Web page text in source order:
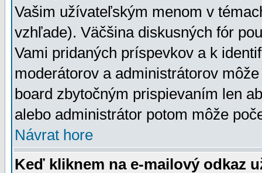
Vašim užívateľským menom v
vzhľade). Väčšina diskusných fór
Vami pridaných príspevkov a k
moderátorov a administrátorov
board zbytočným prispievaním len
alebo administrátor potom môže
Návrat hore
Keď kliknem na e-mailový odkaz